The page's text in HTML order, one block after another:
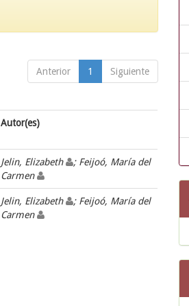
Anterior 1 Siguiente
Autor(es)
Jelin, Elizabeth
; Feijoó, María del
Carmen
Jelin, Elizabeth
; Feijoó, María del
Carmen